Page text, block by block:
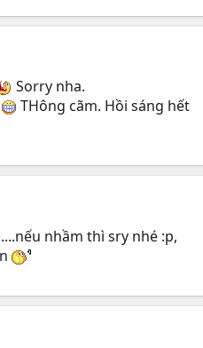
Sorry nha.
THông cãm. Hồi sáng hết
nhầm thì sry nhé :p,